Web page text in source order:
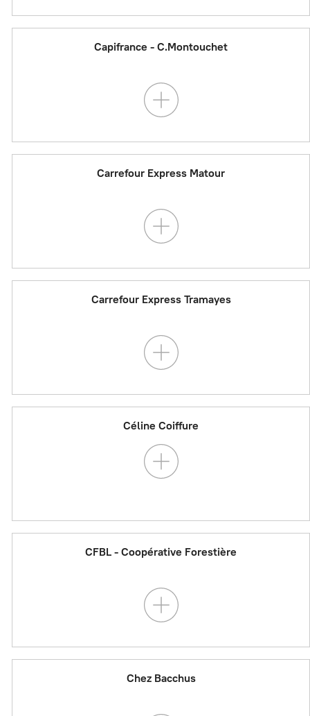
Capifrance - C.Montouchet
Carrefour Express Matour
Carrefour Express Tramayes
Céline Coiffure
CFBL - Coopérative Forestière
Chez Bacchus